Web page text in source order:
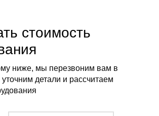
стоимость
ниже, мы перезвоним вам в
уточним детали и рассчитаем